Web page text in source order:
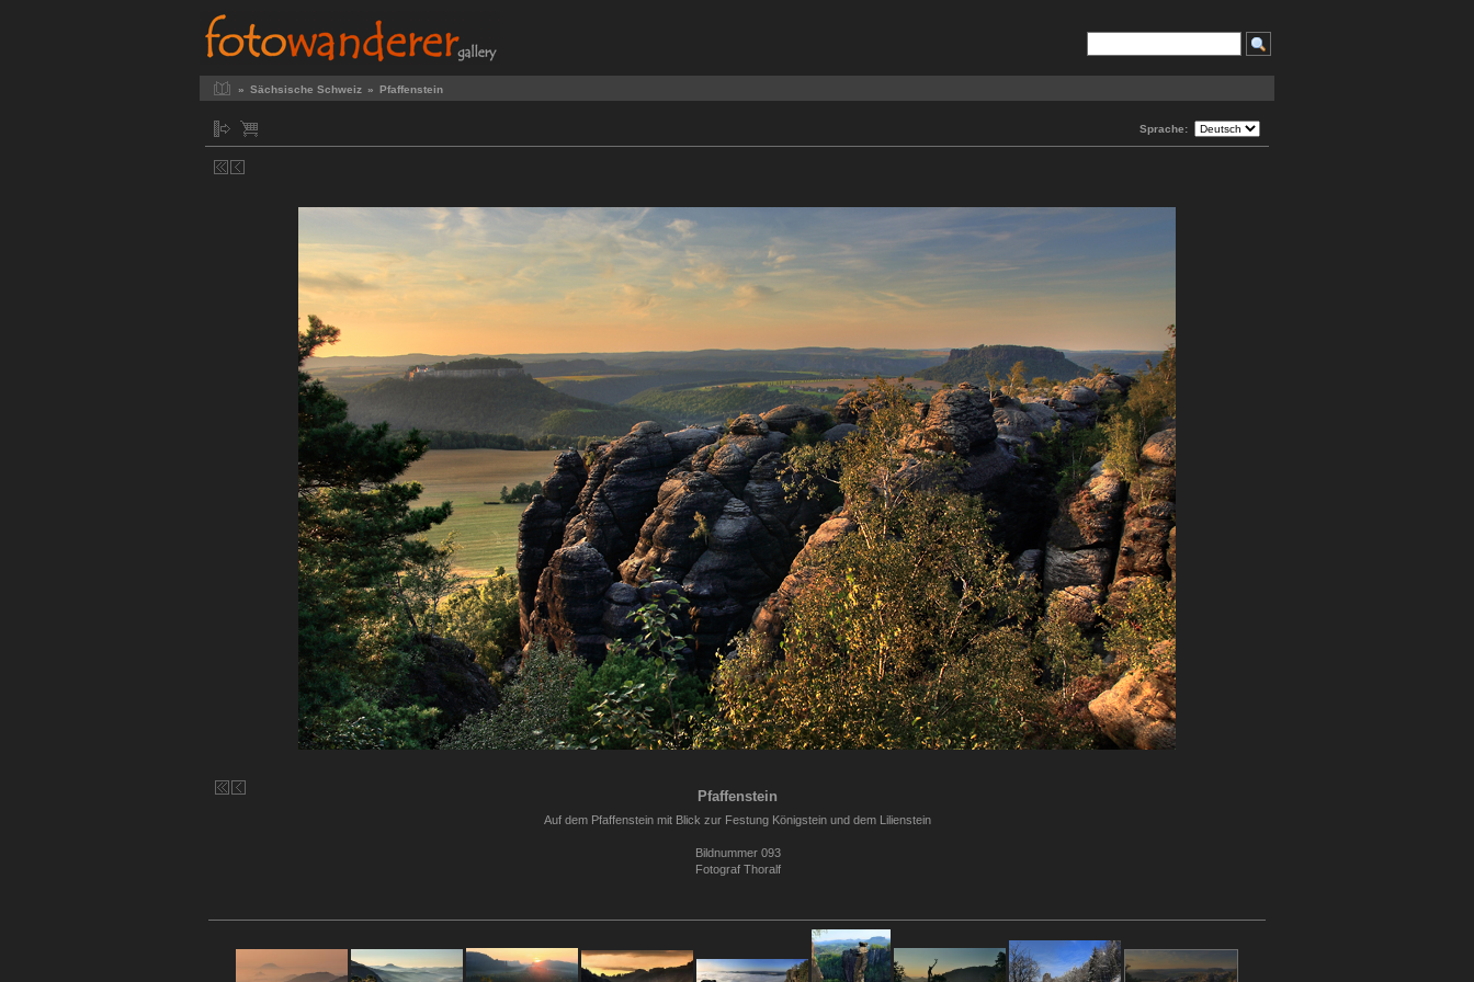
» Sächsische Schweiz » Pfaffenstein
Sprache:
Pfaffenstein
Auf dem Pfaffenstein mit Blick zur Festung Königstein und dem Lilienstein
Bildnummer 093
Fotograf Thoralf